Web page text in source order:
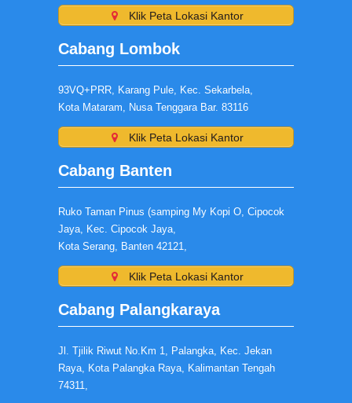
Klik Peta Lokasi Kantor
Cabang Lombok
93VQ+PRR, Karang Pule, Kec. Sekarbela,
Kota Mataram, Nusa Tenggara Bar. 83116
Klik Peta Lokasi Kantor
Cabang Banten
Ruko Taman Pinus (samping My Kopi O, Cipocok
Jaya, Kec. Cipocok Jaya,
Kota Serang, Banten 42121,
Klik Peta Lokasi Kantor
Cabang Palangkaraya
Jl. Tjilik Riwut No.Km 1, Palangka, Kec. Jekan
Raya, Kota Palangka Raya, Kalimantan Tengah
74311,